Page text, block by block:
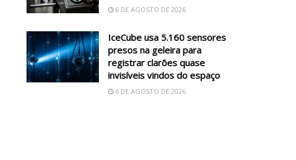
6 DE AGOSTO DE 2026
IceCube usa 5.160 sensores
presos na geleira para
registrar clarões quase
invisíveis vindos do espaço
6 DE AGOSTO DE 2026